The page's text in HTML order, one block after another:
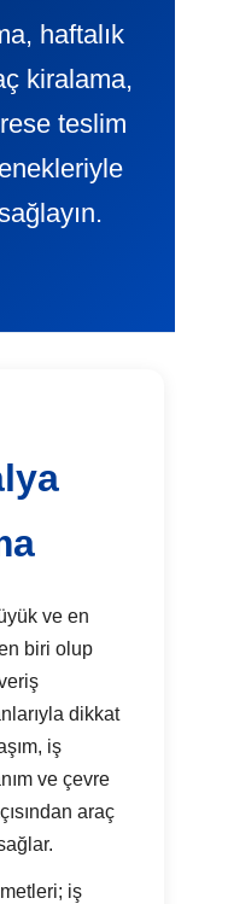
haftalık
kiralama,
teslim
ve en
biri olup
dikkat
iş
ve çevre
araç
iş